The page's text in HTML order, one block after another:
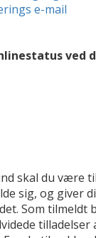
e-mail
ved
skal du være
sig, og giver
Som tilmeldt
tilladelser